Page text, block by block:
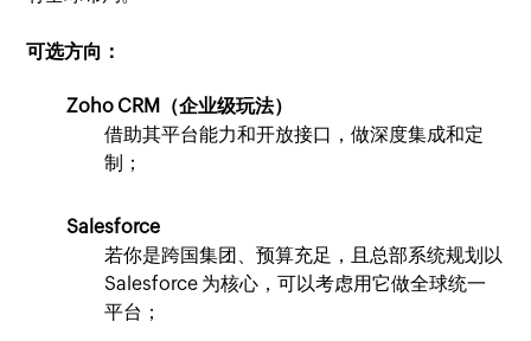
可选方向：
Zoho CRM（企业级玩法）
借助其平台能力和开放接口，做深度集成和定
制；
Salesforce
若你是跨国集团、预算充足，且总部系统规划以
Salesforce 为核心，可以考虑用它做全球统一
平台；